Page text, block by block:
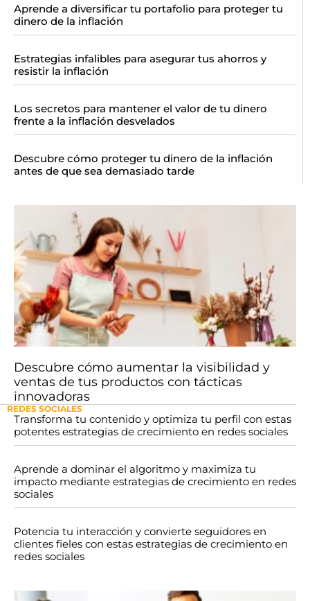
Aprende a diversificar tu portafolio para proteger tu
dinero de la inflación
Estrategias infalibles para asegurar tus ahorros y
resistir la inflación
Los secretos para mantener el valor de tu dinero
frente a la inflación desvelados
Descubre cómo proteger tu dinero de la inflación
antes de que sea demasiado tarde
Descubre cómo aumentar la visibilidad y
ventas de tus productos con tácticas
innovadoras
REDES SOCIALES
Transforma tu contenido y optimiza tu perfil con estas
potentes estrategias de crecimiento en redes sociales
Aprende a dominar el algoritmo y maximiza tu
impacto mediante estrategias de crecimiento en redes
sociales
Potencia tu interacción y convierte seguidores en
clientes fieles con estas estrategias de crecimiento en
redes sociales